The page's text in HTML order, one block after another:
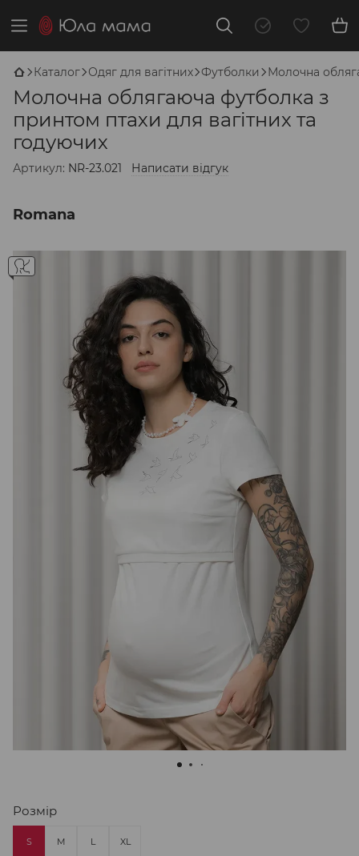
Каталог Одяг для вагітних Футболки Молочна
Молочна облягаюча футболка з
принтом птахи для вагітних та
годуючих
Артикул: NR-23.021 Написати відгук
Romana
Розмір
S M L XL